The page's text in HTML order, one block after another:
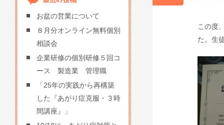
この度
た。生
お盆の営業について
８月分オンライン無料個別
相談会
企業研修の個別研修５回コ
ース 製造業 管理職
「25年の実践から再構築
した『あがり症克服・３時
間講座』」